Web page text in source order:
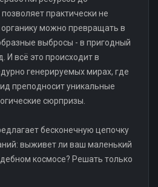
практически не
можно превращать в
выбросы - в пригодный
И всё это происходит в
генерируемых мирах, где
преподносит уникальные
сюрпризы.
бесконечную цепочку
выживет ли ваш маленький
космосе? Решать только